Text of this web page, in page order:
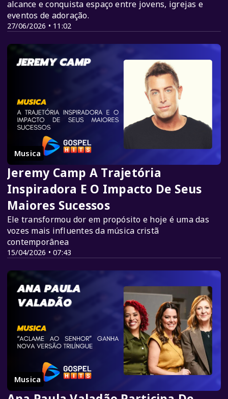
27/06/2026 • 11:02
alcance e conquista espaço entre jovens, igrejas e
eventos de adoração.
Musica
15/04/2026 • 07:43
Jeremy Camp A Trajetória
Inspiradora E O Impacto De Seus
Maiores Sucessos
Ele transformou dor em propósito e hoje é uma das
vozes mais influentes da música cristã
contemporânea
Musica